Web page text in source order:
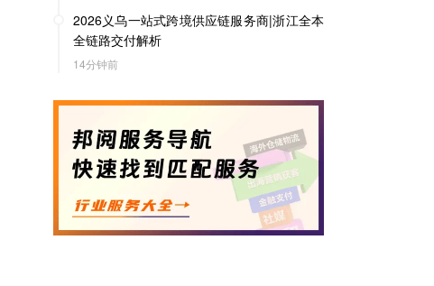
2026义乌一站式跨境供应链服务商|浙江全本
全链路交付解析
14分钟前